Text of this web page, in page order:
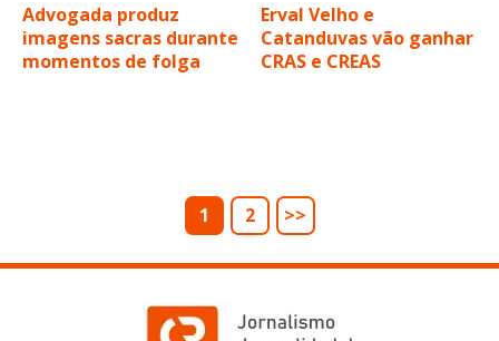
Advogada produz
imagens sacras durante
momentos de folga
Erval Velho e
Catanduvas vão ganhar
CRAS e CREAS
1 2 >>